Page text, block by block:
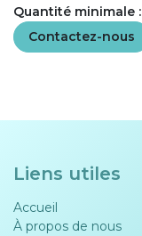
Quantité minimale :
Contactez-nous
Liens utiles
Accueil
À propos de nous